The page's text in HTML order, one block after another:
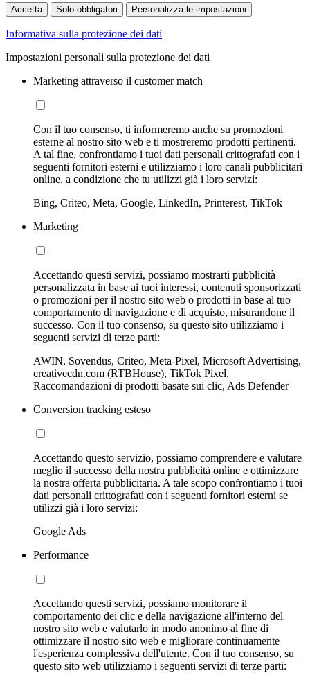
Accetta Solo obbligatori Personalizza le impostazioni
Informativa sulla protezione dei dati
Impostazioni personali sulla protezione dei dati
Marketing attraverso il customer match
Con il tuo consenso, ti informeremo anche su promozioni
esterne al nostro sito web e ti mostreremo prodotti pertinenti.
A tal fine, confrontiamo i tuoi dati personali crittografati con i
seguenti fornitori esterni e utilizziamo i loro canali pubblicitari
online, a condizione che tu utilizzi già i loro servizi:
Bing, Criteo, Meta, Google, LinkedIn, Printerest, TikTok
Marketing
Accettando questi servizi, possiamo mostrarti pubblicità
personalizzata in base ai tuoi interessi, contenuti sponsorizzati
o promozioni per il nostro sito web o prodotti in base al tuo
comportamento di navigazione e di acquisto, misurandone il
successo. Con il tuo consenso, su questo sito utilizziamo i
seguenti servizi di terze parti:
AWIN, Sovendus, Criteo, Meta-Pixel, Microsoft Advertising,
creativecdn.com (RTBHouse), TikTok Pixel,
Raccomandazioni di prodotti basate sui clic, Ads Defender
Conversion tracking esteso
Accettando questo servizio, possiamo comprendere e valutare
meglio il successo della nostra pubblicità online e ottimizzare
la nostra offerta pubblicitaria. A tale scopo confrontiamo i tuoi
dati personali crittografati con i seguenti fornitori esterni se
utilizzi già i loro servizi:
Google Ads
Performance
Accettando questi servizi, possiamo monitorare il
comportamento dei clic e della navigazione all'interno del
nostro sito web e valutarlo in modo anonimo al fine di
ottimizzare il nostro sito web e migliorare continuamente
l'esperienza complessiva dell'utente. Con il tuo consenso, su
questo sito web utilizziamo i seguenti servizi di terze parti: